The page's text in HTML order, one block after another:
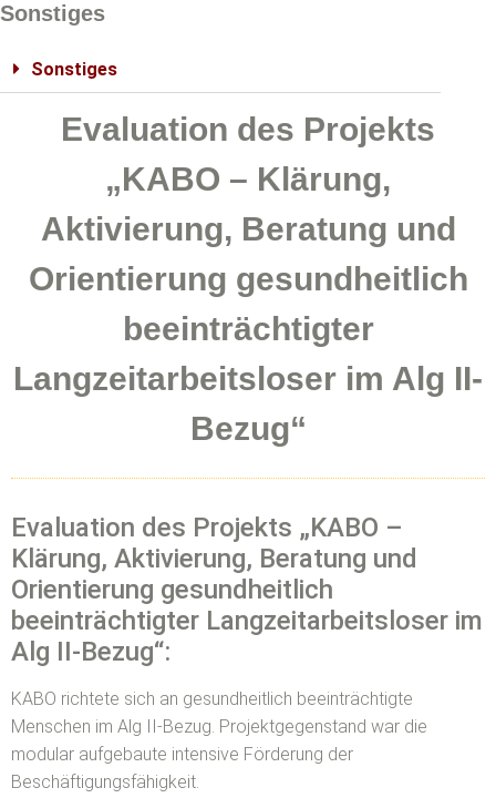
Sonstiges
Sonstiges
Evaluation des Projekts
„KABO – Klärung,
Aktivierung, Beratung und
Orientierung gesundheitlich
beeinträchtigter
Langzeitarbeitsloser im Alg II-
Bezug“
Evaluation des Projekts „KABO –
Klärung, Aktivierung, Beratung und
Orientierung gesundheitlich
beeinträchtigter Langzeitarbeitsloser im
Alg II-Bezug“:
KABO richtete sich an gesundheitlich beeinträchtigte
Menschen im Alg II-Bezug. Projektgegenstand war die
modular aufgebaute intensive Förderung der
Beschäftigungsfähigkeit.